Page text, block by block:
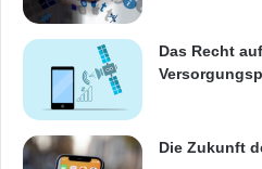
Informationen zu
IntraLinks ist der
von SaaS-Lösungen
Das Recht
Die Zukunft